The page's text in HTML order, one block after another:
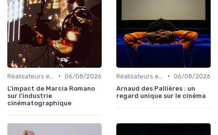
• 06/08/2026
L'impact de Marcia Romano
sur l'industrie
cinématographique
• 06/08/2026
Arnaud des Pallières : un
regard unique sur le cinéma